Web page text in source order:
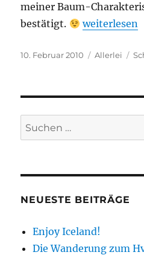
meiner Baum-
bestätigt.
„Von
weiterlesen
Veröffentlicht
10. Februar 2010 Kategorien
Allerlei
Suchen
nach:
NEUESTE BEITRÄGE
Enjoy Iceland!
Die Wanderung zum